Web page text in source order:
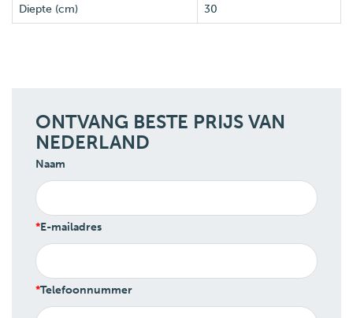
Diepte (cm) 30
ONTVANG BESTE PRIJS VAN
NEDERLAND
Naam
E-mailadres
Telefoonnummer